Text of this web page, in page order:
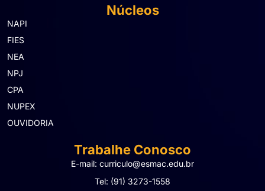
Núcleos
NAPI
FIES
NEA
NPJ
CPA
NUPEX
OUVIDORIA
Trabalhe Conosco
E-mail: curriculo@esmac.edu.br
Tel: (91) 3273-1558​